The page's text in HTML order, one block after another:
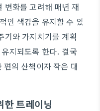
변화를 고려해 매년 재
인 색감을 유지할 수 있
기와 가지치기를 계획
지되도록 한다. 결국
의 산책이자 작은 대
한 트레이닝